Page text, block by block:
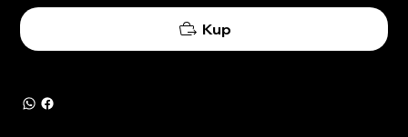
Kup